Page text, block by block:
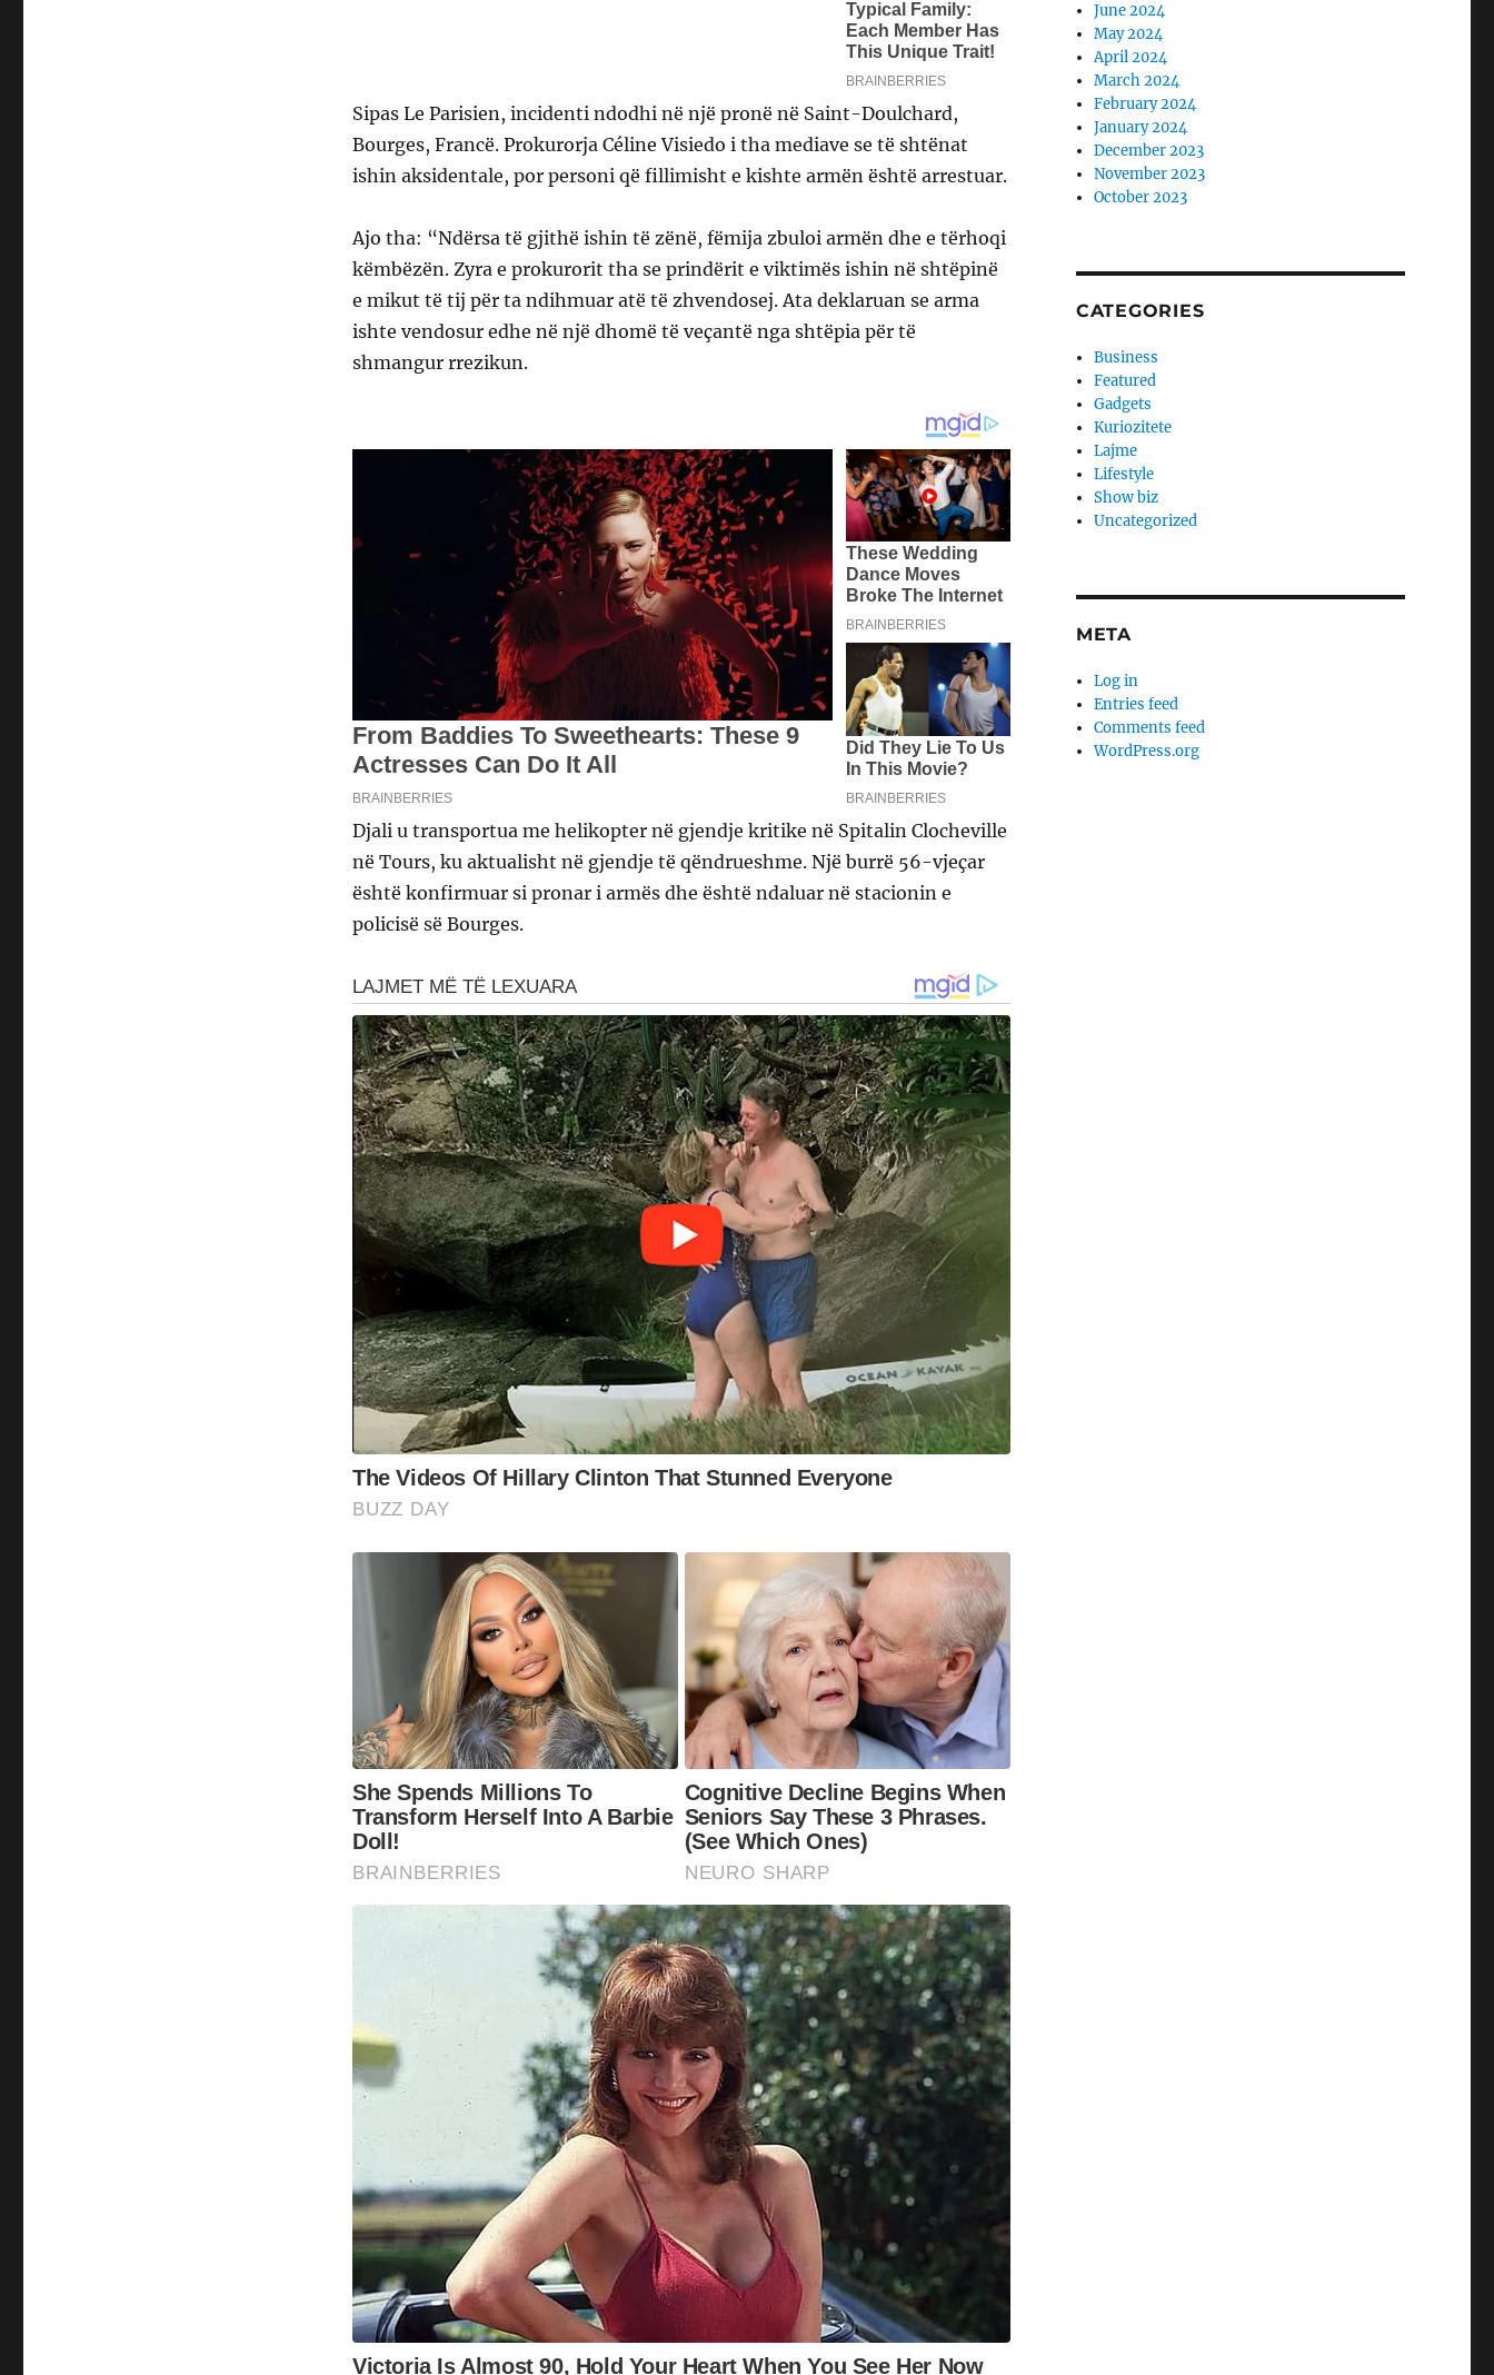
Sipas Le Parisien, incidenti ndodhi në një pronë në Saint-Doulchard,
Bourges, Francë. Prokurorja Céline Visiedo i tha mediave se të shtënat
ishin aksidentale, por personi që fillimisht e kishte armën është arrestuar.
Ajo tha: “Ndërsa të gjithë ishin të zënë, fëmija zbuloi armën dhe e tërhoqi
këmbëzën. Zyra e prokurorit tha se prindërit e viktimës ishin në shtëpinë
e mikut të tij për ta ndihmuar atë të zhvendosej. Ata deklaruan se arma
ishte vendosur edhe në një dhomë të veçantë nga shtëpia për të
shmangur rrezikun.
Djali u transportua me helikopter në gjendje kritike në Spitalin Clocheville
në Tours, ku aktualisht në gjendje të qëndrueshme. Një burrë 56-vjeçar
është konfirmuar si pronar i armës dhe është ndaluar në stacionin e
policisë së Bourges.
June 2024
May 2024
April 2024
March 2024
February 2024
January 2024
December 2023
November 2023
October 2023
CATEGORIES
Business
Featured
Gadgets
Kuriozitete
Lajme
Lifestyle
Show biz
Uncategorized
META
Log in
Entries feed
Comments feed
WordPress.org